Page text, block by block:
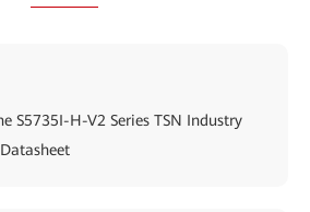
S5735I-H-V2 Series TSN Industry